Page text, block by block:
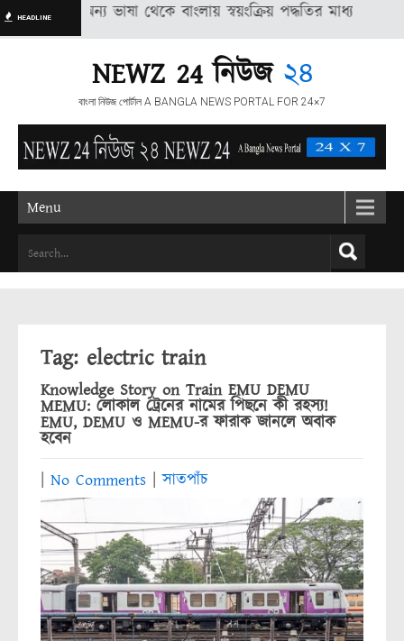
HEADLINE
সংবাদ অন্য ভাষা থেকে বাংলায় স্বয়ংক্রিয় পদ্ধতির মাধ্যমে অনুদিত,
NEWZ 24 নিউজ ২৪
বাংলা নিউজ পোর্টাল A BANGLA NEWS PORTAL FOR 24×7
Menu
Tag: electric train
Knowledge Story on Train EMU DEMU
MEMU: লোকাল ট্রেনের নামের পিছনে কী রহস্য!
EMU, DEMU ও MEMU-র ফারাক জানলে অবাক
হবেন
No Comments |সাতপাঁচ